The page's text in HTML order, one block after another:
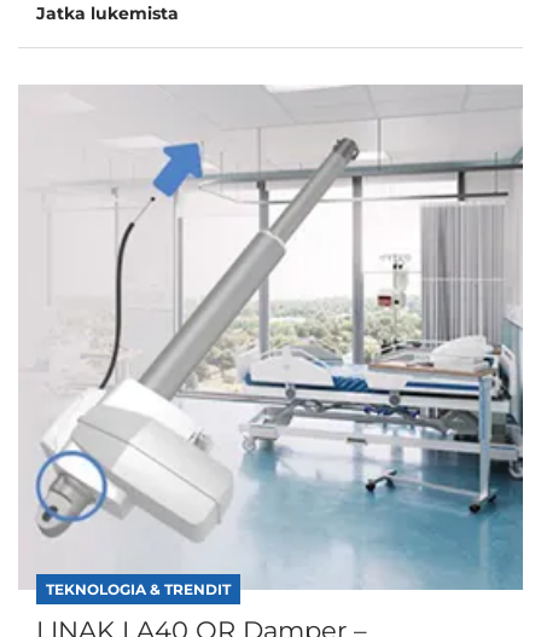
Jatka lukemista
TEKNOLOGIA & TRENDIT
LINAK LA40 QR Damper –